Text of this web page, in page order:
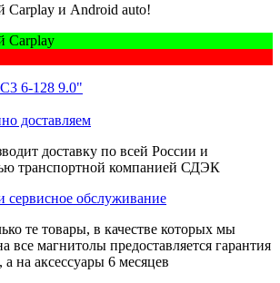
Carplay и Android auto!
Carplay
6-128 9.0"
доставляем
доставку по всей России и
транспортной компанией СДЭК
сервисное обслуживание
те товары, в качестве которых мы
все магнитолы предоставляется гарантия
а на аксессуары 6 месяцев